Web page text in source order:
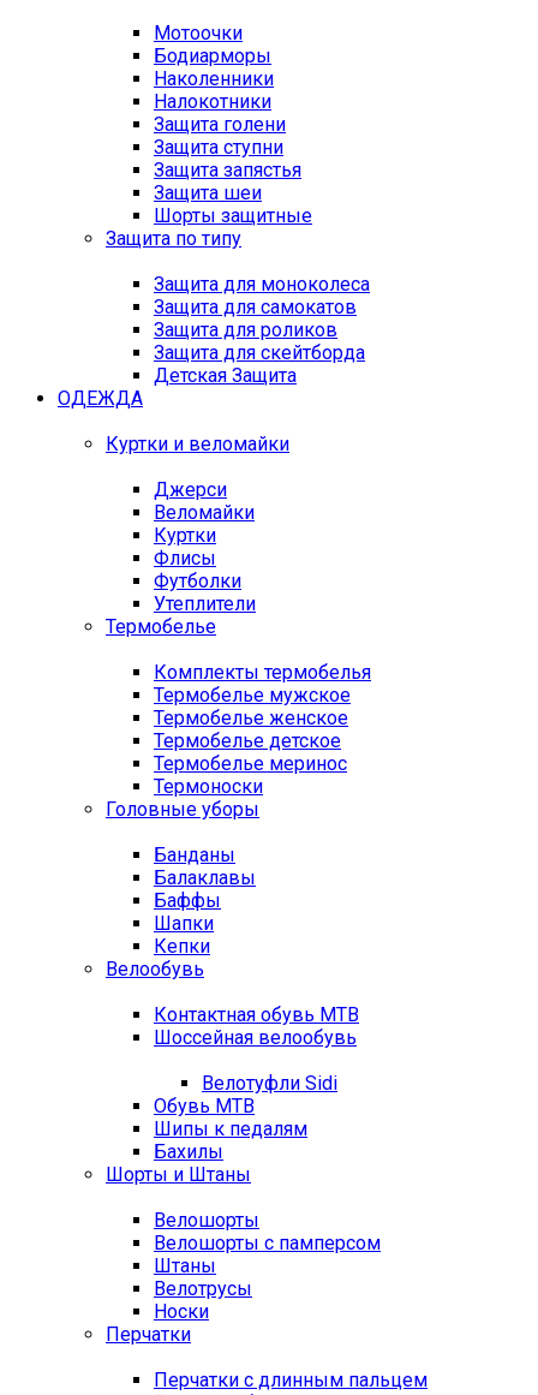
Мотоочки
Бодиарморы
Наколенники
Налокотники
Защита голени
Защита ступни
Защита запястья
Защита шеи
Шорты защитные
Защита по типу
Защита для моноколеса
Защита для самокатов
Защита для роликов
Защита для скейтборда
Детская Защита
ОДЕЖДА
Куртки и веломайки
Джерси
Веломайки
Куртки
Флисы
Футболки
Утеплители
Термобелье
Комплекты термобелья
Термобелье мужское
Термобелье женское
Термобелье детское
Термобелье меринос
Термоноски
Головные уборы
Банданы
Балаклавы
Баффы
Шапки
Кепки
Велообувь
Контактная обувь MTB
Шоссейная велообувь
Велотуфли Sidi
Обувь MTB
Шипы к педалям
Бахилы
Шорты и Штаны
Велошорты
Велошорты с памперсом
Штаны
Велотрусы
Носки
Перчатки
Перчатки с длинным пальцем